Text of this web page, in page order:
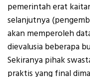
pemerintah erat
selanjutnya
akan memperoleh
dievalusia beberapa
Sekiranya pihak
praktis yang final